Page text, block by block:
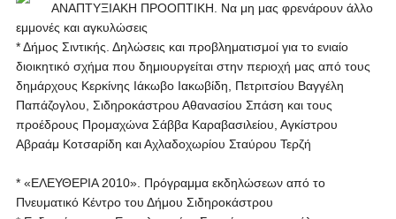
ΑΝΑΠΤΥΞΙΑΚΗ ΠΡΟΟΠΤΙΚΗ. Να μη μας φρενάρουν άλλο
εμμονές και αγκυλώσεις
* Δήμος Σιντικής. Δηλώσεις και προβληματισμοί για το ενιαίο
διοικητικό σχήμα που δημιουργείται στην περιοχή μας από τους
δημάρχους Κερκίνης Ιάκωβο Ιακωβίδη, Πετριτσίου Βαγγέλη
Παπάζογλου, Σιδηροκάστρου Αθανασίου Σπάση και τους
προέδρους Προμαχώνα Σάββα Καραβασιλείου, Αγκίστρου
Αβραάμ Κοτσαρίδη και Αχλαδοχωρίου Σταύρου Τερζή
* «ΕΛΕΥΘΕΡΙΑ 2010». Πρόγραμμα εκδηλώσεων από το
Πνευματικό Κέντρο του Δήμου Σιδηροκάστρου